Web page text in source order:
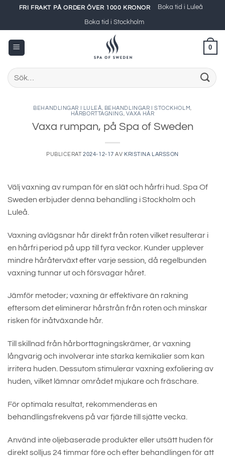
content
FRI FRAKT PÅ ORDER ÖVER 1000 KRONOR Boka tid i Luleå
Boka tid i Stockholm
0
Sök
efter:
BEHANDLINGAR I LULEÅ BEHANDLINGAR I STOCKHOLM
HÅRBORTTAGNING VAXA HÅR
Vaxa rumpan, på Spa of Sweden
PUBLICERAT2024-12-17 AV KRISTINA LARSSON
Välj vaxning av rumpan för en slät och hårfri hud. Spa Of
Sweden erbjuder denna behandling i Stockholm och
Luleå.
Vaxning avlägsnar hår direkt från roten vilket resulterar i
en hårfri period på upp till fyra veckor. Kunder upplever
mindre håråterväxt efter varje session, då regelbunden
vaxning tunnar ut och försvagar håret.
Jämför metoder; vaxning är effektivare än rakning
eftersom det eliminerar hårstrån från roten och minskar
risken för inåtväxande hår.
Till skillnad från hårborttagningskrämer, är vaxning
långvarig och involverar inte starka kemikalier som kan
irritera huden. Dessutom stimulerar vaxning exfoliering av
huden, vilket lämnar området mjukare och fräschare.
För optimala resultat, rekommenderas en
behandlingsfrekvens på var fjärde till sjätte vecka.
Använd inte oljebaserade produkter eller utsätt huden för
direkt solljus 24 timmar före och efter behandlingen för att